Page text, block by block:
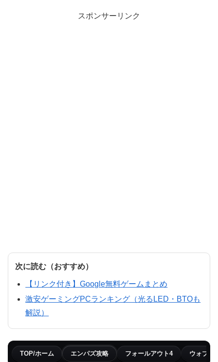
スポンサーリンク
次に読む（おすすめ）
【リンク付き】Google無料ゲームまとめ
激安ゲーミングPCランキング（光るLED・BTOも
解説）
TOP/ホーム エンパズ攻略 フォールアウト4 ウォブリ